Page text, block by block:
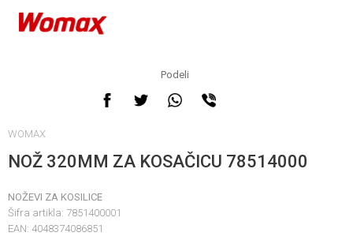
Podeli
WOMAX
NOŽ 320MM ZA KOSAČICU 78514000
NOŽEVI ZA KOSILICE
Šifra artikla: 7851400001
EAN: 4048374086851